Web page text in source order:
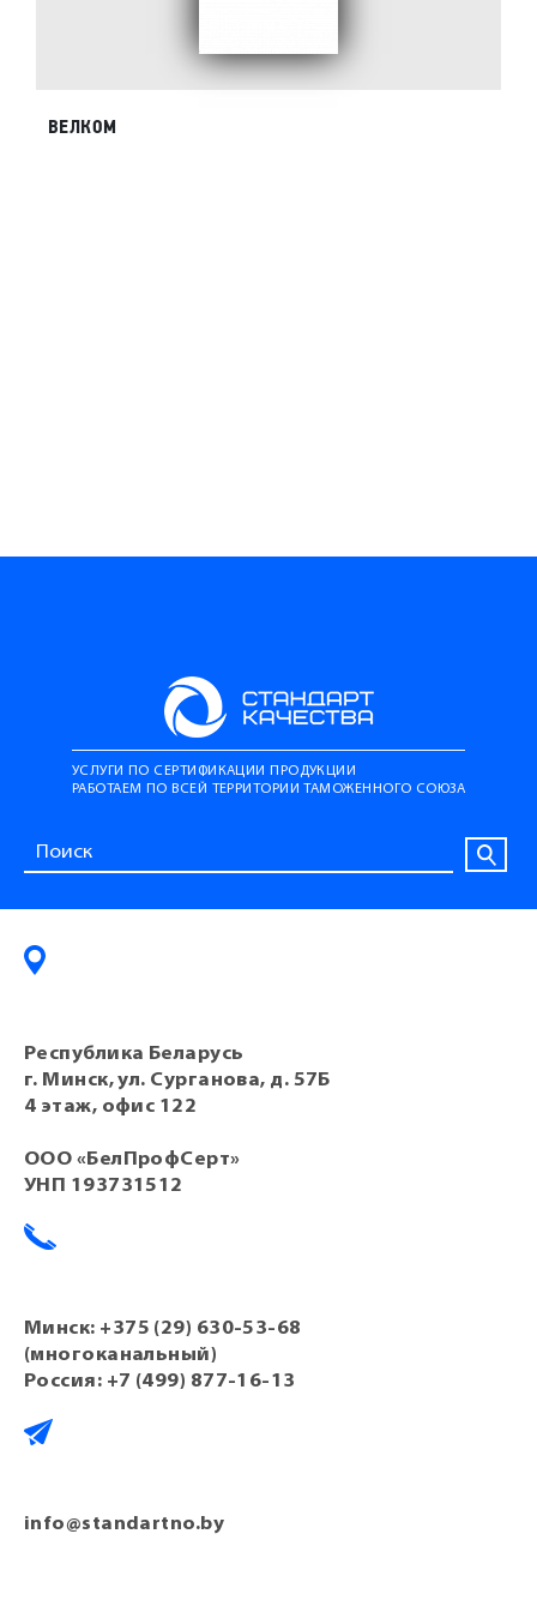
ВЕЛКОМ
УСЛУГИ ПО СЕРТИФИКАЦИИ ПРОДУКЦИИ
РАБОТАЕМ ПО ВСЕЙ ТЕРРИТОРИИ ТАМОЖЕННОГО СОЮЗА
Республика Беларусь
г. Минск, ул. Сурганова, д. 57Б
4 этаж, офис 122
ООО «БелПрофСерт»
УНП 193731512
Минск: +375 (29) 630-53-68
(многоканальный)
Россия: +7 (499) 877-16-13
info@standartno.by